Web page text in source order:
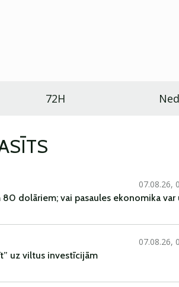
72H
07.08.26,
80 dolāriem; vai pasaules ekonomika
07.08.26,
uz viltus investīcijām